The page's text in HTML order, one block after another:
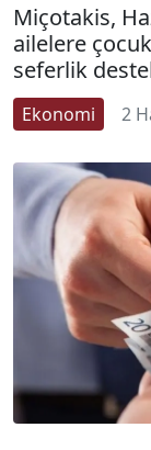
Miçotakis,
ailelere
seferlik
Ekonomi 2